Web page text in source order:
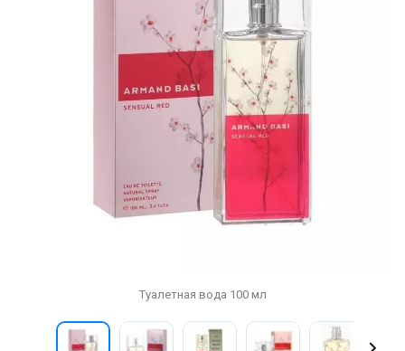
Туалетная вода 100 мл